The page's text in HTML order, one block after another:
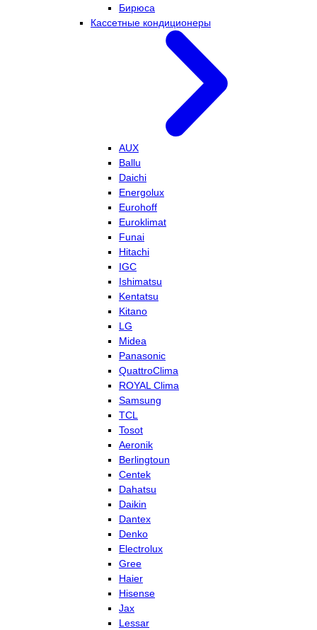
Бирюса
Кассетные кондиционеры
AUX
Ballu
Daichi
Energolux
Eurohoff
Euroklimat
Funai
Hitachi
IGC
Ishimatsu
Kentatsu
Kitano
LG
Midea
Panasonic
QuattroClima
ROYAL Clima
Samsung
TCL
Tosot
Aeronik
Berlingtoun
Centek
Dahatsu
Daikin
Dantex
Denko
Electrolux
Gree
Haier
Hisense
Jax
Lessar